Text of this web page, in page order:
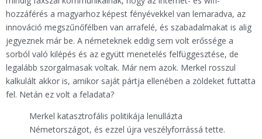
hozzáférés a magyarhoz képest fényévekkel van lemaradva, az
innováció megszűnőfélben van arrafelé, és szabadalmakat is alig
jegyeznek már be. A németeknek eddig sem volt erőssége a
sorból való kilépés és az együtt menetelés felfüggesztése, de
legalább szorgalmasak voltak. Már nem azok. Merkel rosszul
kalkulált akkor is, amikor saját pártja ellenében a zöldeket futtatta
fel. Netán ez volt a feladata?
Merkel katasztrofális politikája lenullázta
Németországot, és ezzel újra veszélyforrássá tette.